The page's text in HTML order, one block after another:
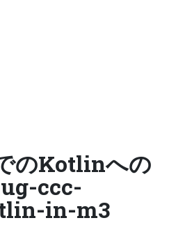
のKotlinへの
ccc-
in-m3